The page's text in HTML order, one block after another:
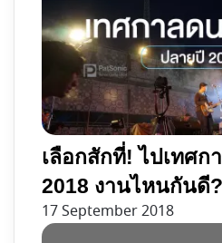
เลือกสักที่! ไปเทศก
2018 งานไหนกันดี?
17 September 2018